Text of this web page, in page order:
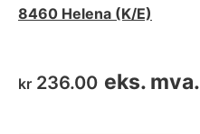
8460 Helena (K/E)
kr 236.00 eks. mva.